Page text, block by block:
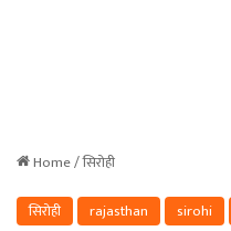
Home/सिरोही
सिरोही
rajasthan sirohi